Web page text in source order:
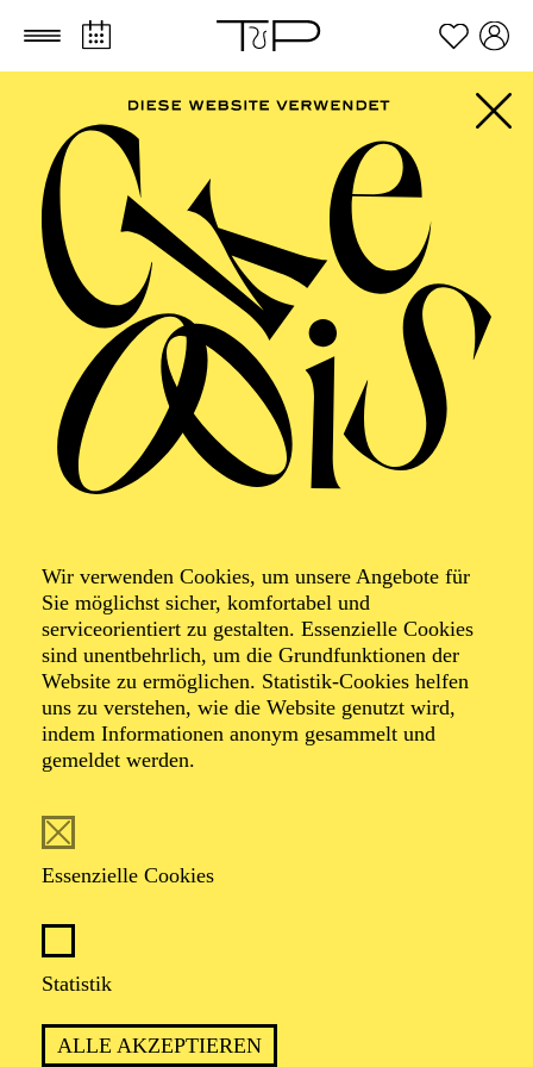
Zum Hauptinhalt springen Zum Footer springen
Wir verwenden Cookies, um unsere Angebote für
Sie möglichst sicher, komfortabel und
serviceorientiert zu gestalten. Essenzielle Cookies
sind unentbehrlich, um die Grundfunktionen der
Website zu ermöglichen. Statistik-Cookies helfen
uns zu verstehen, wie die Website genutzt wird,
indem Informationen anonym gesammelt und
gemeldet werden.
Essenzielle Cookies
Statistik
ALLE AKZEPTIEREN
TIKWAH
Festival jüdischer Musik
Das Festival der Philharmonie Essen
gemeinsam mit der Alten Synagoge Essen
hat sich zum Ziel gesetzt, die Vielfalt
jüdischer Musiken und Kulturen
abzubilden, wie sie international, aber auch
regional verankert sind. Nach dem großen
Erfolg der ersten Ausgabe in der Saison
2025/2026 findet das Festival nun zum
gesamte Spielzeit 2026/2027.
es könnte gegenwärtig wohl kaum ein wichtigeres Wort
geben. Das Festival hat sich zum Ziel gesetzt, die